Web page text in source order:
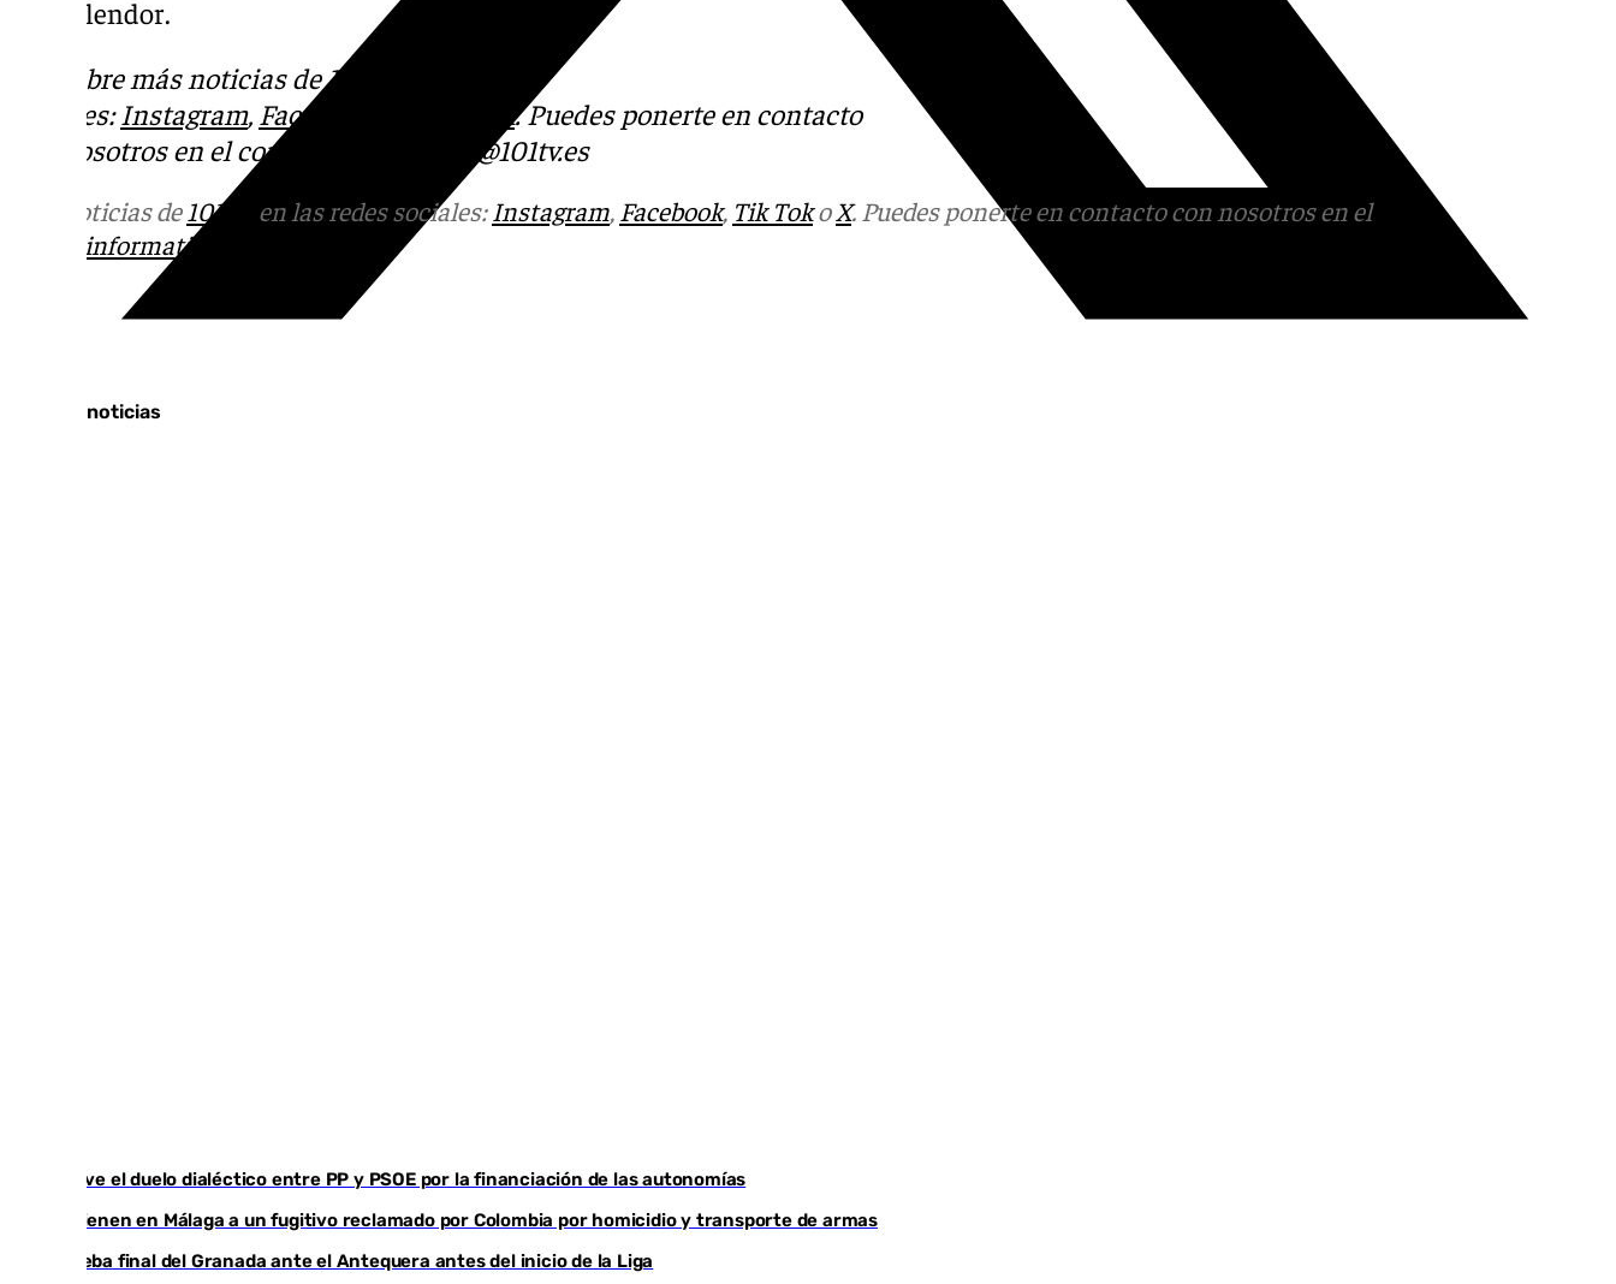
su esplendor.
Descubre más noticias de101Tv
sociales: Instagram, Facebook X. Puedes ponerte en contacto
con nosotros en el correo
informativos@101tv.es
Más noticias de 101TV en las redes sociales: Instagram, Facebook, Tik TokoX. Puedes ponerte en contacto con nosotros en el
informativos@101tv.es
Últimas noticias
Vuelve el duelo dialéctico entre PP y PSOE por la financiación de las autonomías
Detienen en Málaga a un fugitivo reclamado por Colombia por homicidio y transporte de armas
Prueba final del Granada ante el Antequera antes del inicio de la Liga